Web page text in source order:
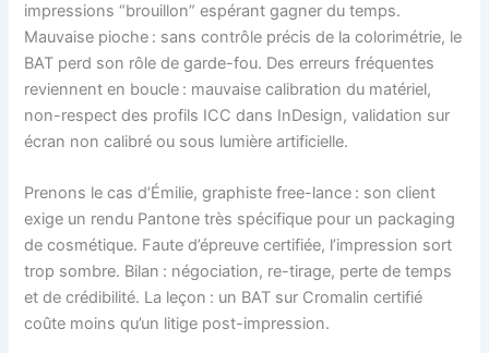
impressions “brouillon” espérant gagner du temps.
Mauvaise pioche : sans contrôle précis de la colorimétrie, le
BAT perd son rôle de garde-fou. Des erreurs fréquentes
reviennent en boucle : mauvaise calibration du matériel,
non-respect des profils ICC dans InDesign, validation sur
écran non calibré ou sous lumière artificielle.
Prenons le cas d’Émilie, graphiste free-lance : son client
exige un rendu Pantone très spécifique pour un packaging
de cosmétique. Faute d’épreuve certifiée, l’impression sort
trop sombre. Bilan : négociation, re-tirage, perte de temps
et de crédibilité. La leçon : un BAT sur Cromalin certifié
coûte moins qu’un litige post-impression.